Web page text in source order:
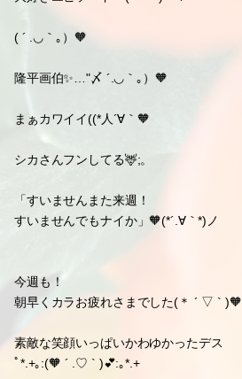
( ´ .◡｀｡）🧡
隆平画伯✨…"〆 ´.◡｀｡）🧡
まぁカワイイ((*人´∀｀🧡
シカさんフンしてる🦌;。
「すいませんまた来週！
すいませんでもナイか」🧡(*´.∀｀*)ノ
今週も！
朝早くカラお疲れさまでした(＊ ´ ▽ ` )🧡
素敵な笑顔いっぱいかわゆかったデス
ﾟ*.+｡:(🧡 ´ .♡ ` )💕:｡*.+